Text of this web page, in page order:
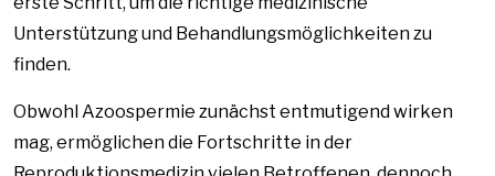
Unterstützung und Behandlungsmöglichkeiten zu
finden.
Obwohl Azoospermie zunächst entmutigend wirken
mag, ermöglichen die Fortschritte in der